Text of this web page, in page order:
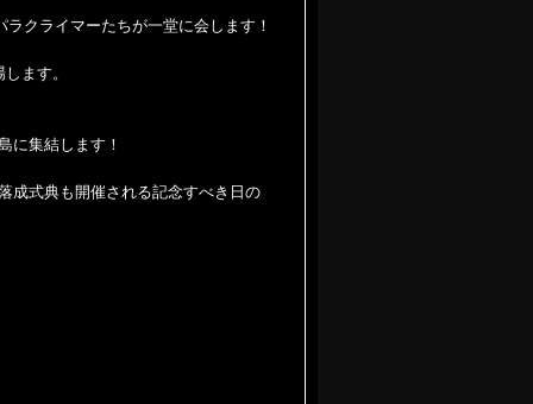
クライマーたちが一堂に会します！
ます。
に集結します！
成式典も開催される記念すべき日の